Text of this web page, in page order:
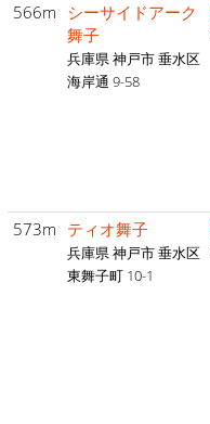
566m シーサイドアーク
舞子
兵庫県 神戸市 垂水区
海岸通 9-58
573m ティオ舞子
兵庫県 神戸市 垂水区
東舞子町 10-1